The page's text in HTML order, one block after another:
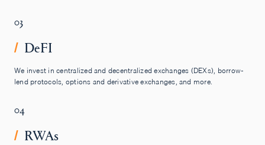
03
/ DeFI
We invest in centralized and decentralized exchanges (DEXs), borrow-
lend protocols, options and derivative exchanges, and more.
04
/ RWAs